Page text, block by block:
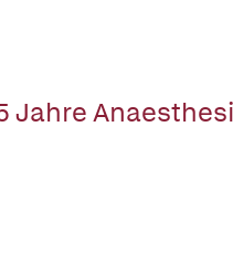
Jahre